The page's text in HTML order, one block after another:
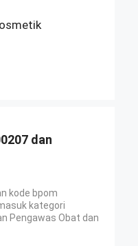
dan
kode bpom
kategori
Pengawas Obat dan